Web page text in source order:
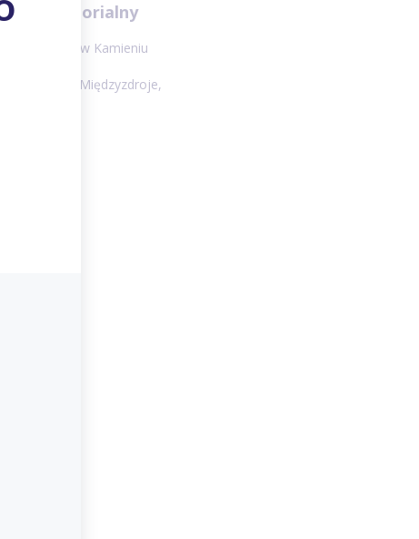
terytorialny
Skarbowy w Kamieniu
Pomorski, Międzyzdroje,